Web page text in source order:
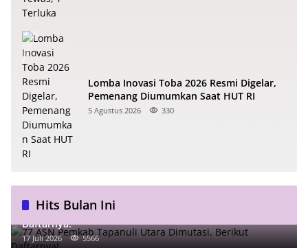
Lomba Inovasi Toba 2026 Resmi Digelar,
Pemenang Diumumkan Saat HUT RI
5 Agustus 2026 330
Hits Bulan Ini
77 ASN Pemkab Tapanuli Utara Dimutasi, Berikut
Daftarnya!
17 Juli 2026 5566